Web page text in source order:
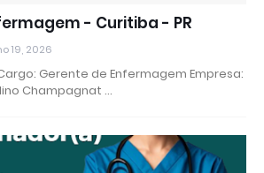
- Curitiba - PR
19, 2026
Gerente de Enfermagem Empresa:
Champagnat …